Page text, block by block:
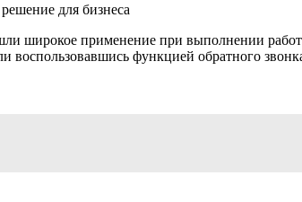
для бизнеса
широкое применение при выполнении
воспользовавшись функцией обратного